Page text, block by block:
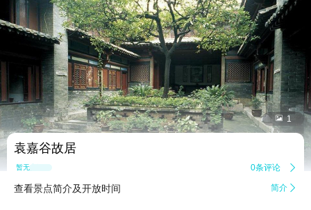
 1
袁嘉谷故居
暂无点评 0条评论 
查看景点简介及开放时间 简介 
